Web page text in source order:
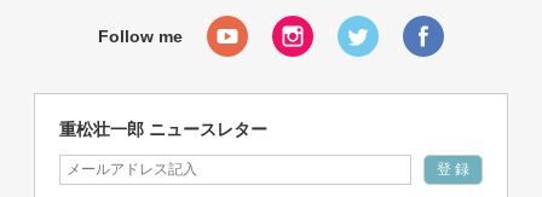
重松壮一郎 ニュースレター